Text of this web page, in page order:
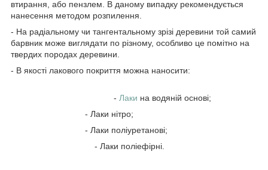
втирання, або пензлем. В даному випадку рекомендується
нанесення методом розпилення.
- На радіальному чи тангентальному зрізі деревини той самий
барвник може виглядати по різному, особливо це помітно на
твердих породах деревини.
- В якості лакового покриття можна наносити:
- Лаки на водяній основі;
- Лаки нітро;
- Лаки поліуретанові;
- Лаки поліефірні.